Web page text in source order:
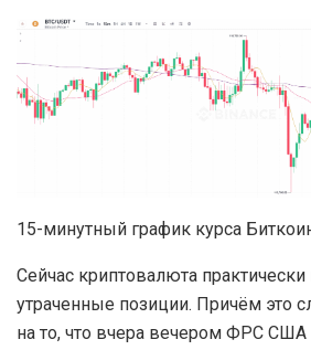
15-минутный график курса
Сейчас криптовалюта практически
утраченные позиции. Причём это
на то, что вчера вечером ФРС США